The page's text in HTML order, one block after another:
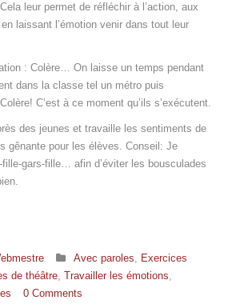
leur permet de réfléchir à l’action, aux
laissant l’émotion venir dans tout leur
: Colère… On laisse un temps pendant
dans la classe tel un métro puis
C’est à ce moment qu’ils s’exécutent.
des jeunes et travaille les sentiments de
gênante pour les élèves. Conseil: Je
gars-fille… afin d’éviter les bousculades
Avec paroles, Exercices
de théâtre, Travailler les émotions,
0 Comments